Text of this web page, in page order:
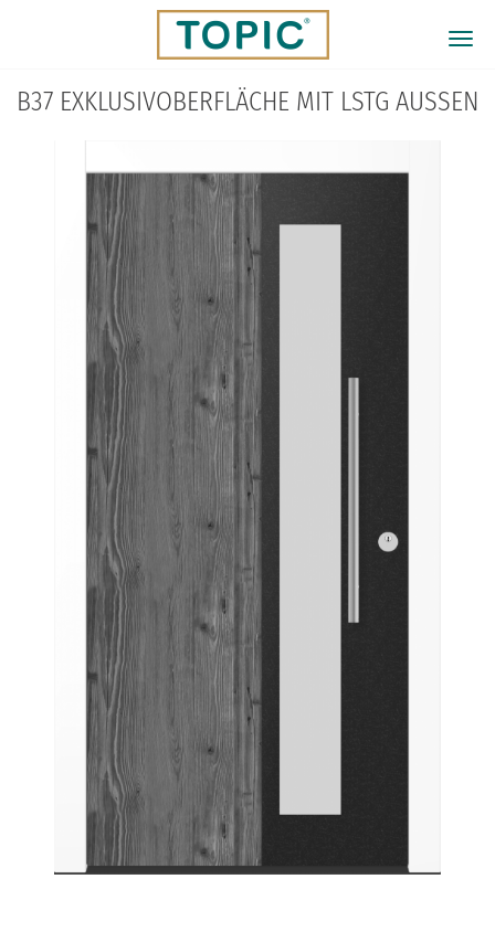
B37 EXKLUSIVOBERFLÄCHE MIT LSTG AUSSEN